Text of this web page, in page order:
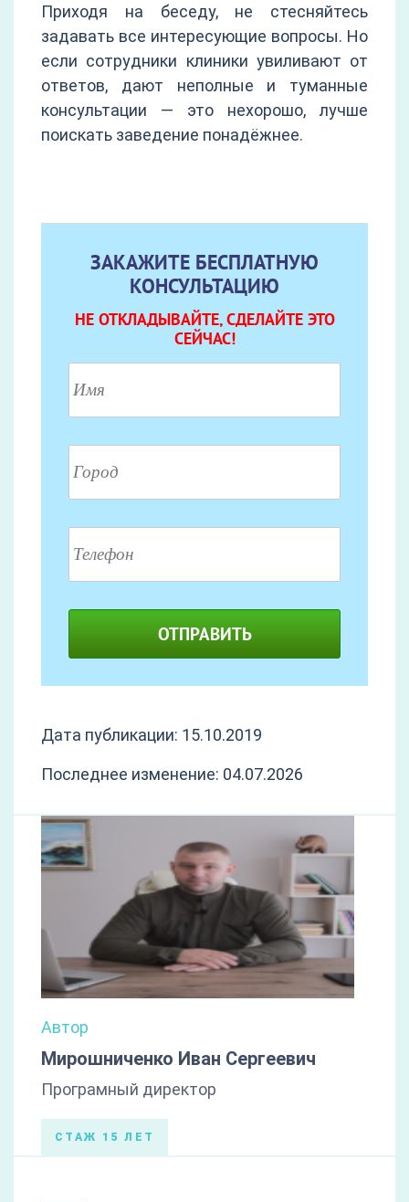
Приходя на беседу, не стесняйтесь
задавать все интересующие вопросы. Но
если сотрудники клиники увиливают от
ответов, дают неполные и туманные
консультации — это нехорошо, лучше
поискать заведение понадёжнее.
ЗАКАЖИТЕ БЕСПЛАТНУЮ
КОНСУЛЬТАЦИЮ
НЕ ОТКЛАДЫВАЙТЕ, СДЕЛАЙТЕ ЭТО
СЕЙЧАС!
ОТПРАВИТЬ
Дата публикации: 15.10.2019
Последнее изменение: 04.07.2026
Автор
Мирошниченко Иван Сергеевич
Програмный директор
СТАЖ 15 ЛЕТ